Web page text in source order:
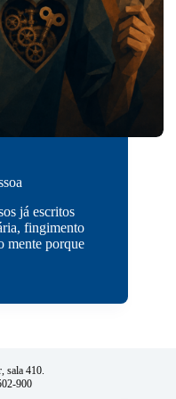
já escritos
fingimento
mente porque
sala 410.
900